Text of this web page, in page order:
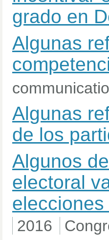
grado en
Algunas
Algunas
de los
Algunos
electoral
2016